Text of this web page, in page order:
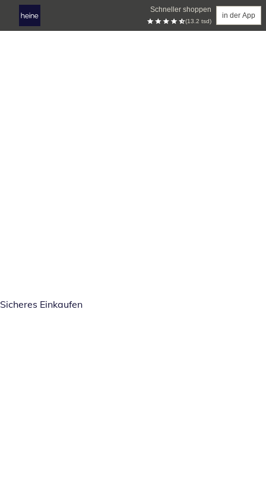
Schneller shoppen
(13.2 tsd)
in der App
Sicheres Einkaufen